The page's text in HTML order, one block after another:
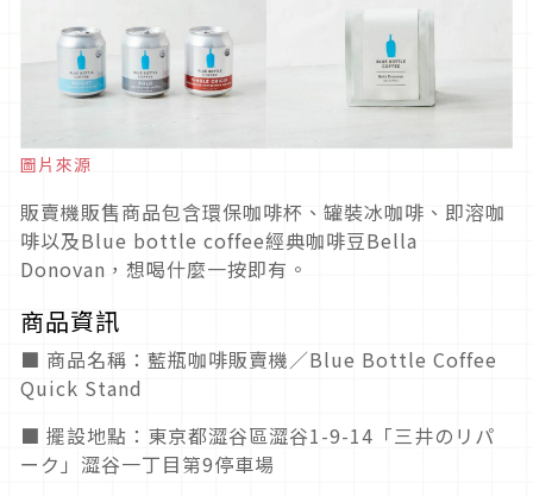
圖片來源
販賣機販售商品包含環保咖啡杯、罐裝冰咖啡、即溶咖
啡以及Blue bottle coffee經典咖啡豆Bella
Donovan，想喝什麼一按即有。
商品資訊
■ 商品名稱：藍瓶咖啡販賣機／Blue Bottle Coffee
Quick Stand
■ 擺設地點：東京都澀谷區澀谷1-9-14「三井のリパ
ーク」澀谷一丁目第9停車場